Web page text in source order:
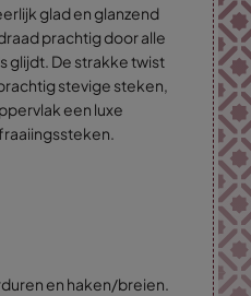
glad en glanzend
prachtig door alle
glijdt. De strakke twist
stevige steken,
een luxe
en haken/breien.